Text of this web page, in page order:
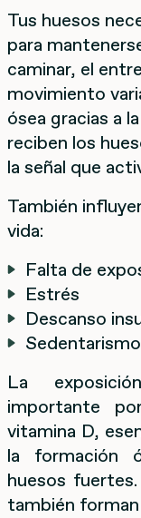
Tus huesos
para
caminar, el
movimiento
ósea gracias a
reciben los
la señal que
También
vida:
Falta de
Estrés
Descanso
La
importante
vitamina D,
la formación
huesos
también